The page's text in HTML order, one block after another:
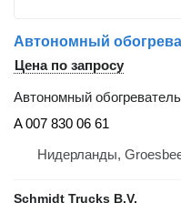
Цена по запросу
Автономный обогреватель
A 007 830 06 61
Нидерланды,
Schmidt Trucks B.V.